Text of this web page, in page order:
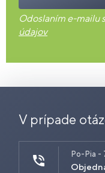
Odoslaním e-mailu
údajov
V prípade
Po-Pia -